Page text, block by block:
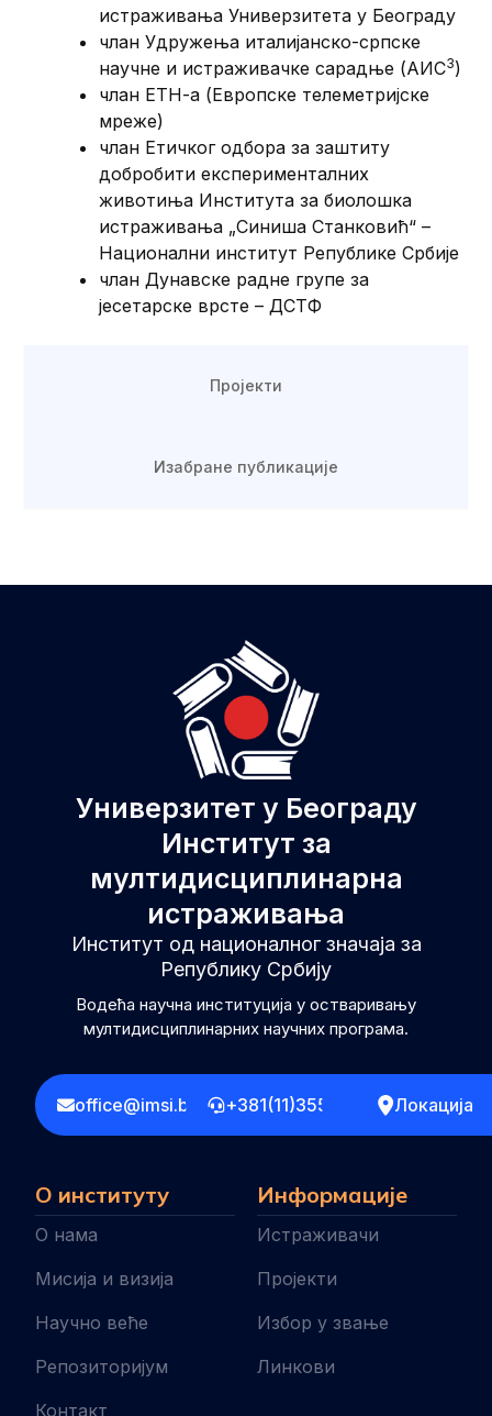
Пројекти
Изабране публикације
истраживања Универзитета у Београду
члан Удружења италијанско-српске
научне и истраживачке сарадње (АИС3)
члан ЕТН-а (Европске телеметријске
мреже)
члан Етичког одбора за заштиту
добробити експерименталних
животиња Института за биолошка
истраживања „Синиша Станковић“ –
Национални институт Републике Србије
члан Дунавске радне групе за
јесетарске врсте – ДСТФ
Универзитет у Београду
Институт за
мултидисциплинарна
истраживања
Институт од националног значаја за
Републику Србију
Водећа научна институција у остваривању
мултидисциплинарних научних програма.
office@imsi.bg.ac.rs+381(11)3555258 Локација
О институту
О нама
Мисија и визија
Научно веће
Репозиторијум
Контакт
Информације
Истраживачи
Пројекти
Избор у звање
Линкови